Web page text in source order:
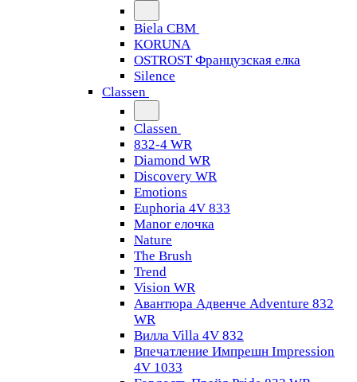
Biela CBM
KORUNA
OSTROST Французская елка
Silence
Classen
Classen
832-4 WR
Diamond WR
Discovery WR
Emotions
Euphoria 4V 833
Manor елочка
Nature
The Brush
Trend
Vision WR
Авантюра Адвенче Adventure 832
WR
Вилла Villa 4V 832
Впечатление Импрешн Impression
4V 1033